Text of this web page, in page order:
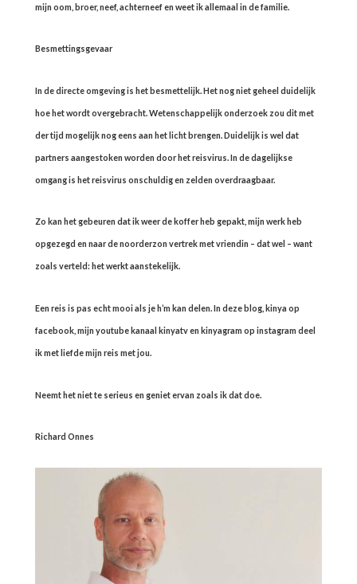
mijn oom, broer, neef, achterneef en weet ik allemaal in de familie.
Besmettingsgevaar
In de directe omgeving is het besmettelijk. Het nog niet geheel duidelijk
hoe het wordt overgebracht. Wetenschappelijk onderzoek zou dit met
der tijd mogelijk nog eens aan het licht brengen. Duidelijk is wel dat
partners aangestoken worden door het reisvirus. In de dagelijkse
omgang is het reisvirus onschuldig en zelden overdraagbaar.
Zo kan het gebeuren dat ik weer de koffer heb gepakt, mijn werk heb
opgezegd en naar de noorderzon vertrek met vriendin – dat wel – want
zoals verteld: het werkt aanstekelijk.
Een reis is pas echt mooi als je h’m kan delen. In deze blog, kinya op
facebook, mijn youtube kanaal kinyatv en kinyagram op instagram deel
ik met liefde mijn reis met jou.
Neemt het niet te serieus en geniet ervan zoals ik dat doe.
Richard Onnes